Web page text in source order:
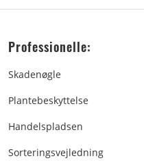
Professionelle:
Skadenøgle
Plantebeskyttelse
Handelspladsen
Sorteringsvejledning